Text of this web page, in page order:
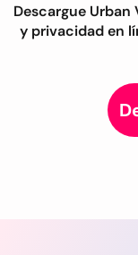
Descargue
y privacidad en